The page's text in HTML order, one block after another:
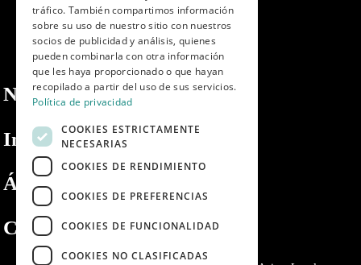
Nosotros
Información
Área privada
Contacto
tráfico. También compartimos información
sobre su uso de nuestro sitio con nuestros
socios de publicidad y análisis, quienes
pueden combinarla con otra información
que les haya proporcionado o que hayan
recopilado a partir del uso de sus servicios.
Política de privacidad
COOKIES ESTRICTAMENTE
NECESARIAS
COOKIES DE RENDIMIENTO
COOKIES DE PREFERENCIAS
COOKIES DE FUNCIONALIDAD
COOKIES NO CLASIFICADAS